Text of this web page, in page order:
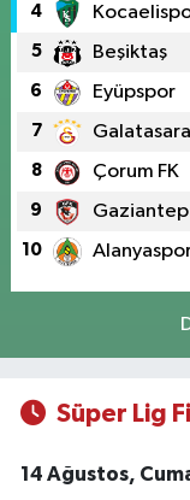
4
5 Beşiktaş
6 Eyüpspor
7
8 Çorum FK
9 Gaziantep
10
Süper Lig
14 Ağustos,